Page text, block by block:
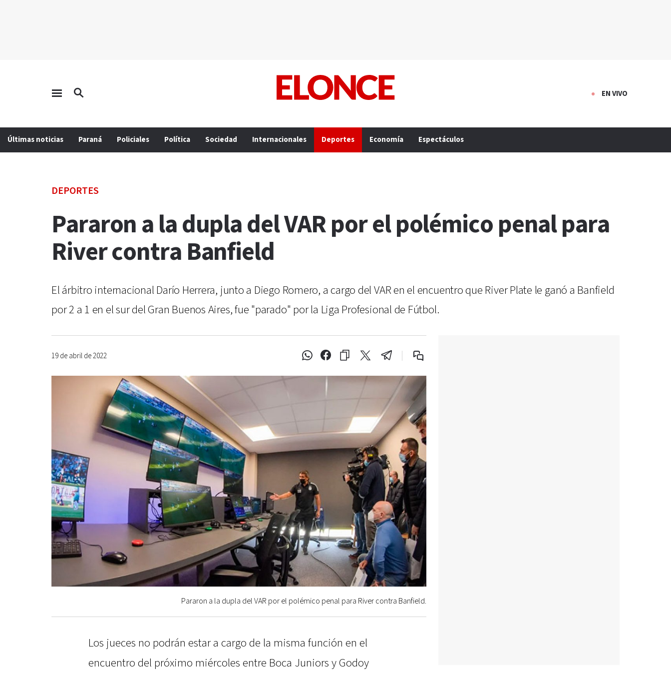
EN VIVO
Últimas noticias Paraná Policiales Política Sociedad Internacionales Deportes Economía Espectáculos
DEPORTES
Pararon a la dupla del VAR por el polémico penal para
River contra Banfield
El árbitro internacional Darío Herrera, junto a Diego Romero, a cargo del VAR en el encuentro que River Plate le ganó a Banfield
por 2 a 1 en el sur del Gran Buenos Aires, fue "parado" por la Liga Profesional de Fútbol.
19 de abril de 2022
Pararon a la dupla del VAR por el polémico penal para River contra Banfield.
Los jueces no podrán estar a cargo de la misma función en el
encuentro del próximo miércoles entre Boca Juniors y Godoy